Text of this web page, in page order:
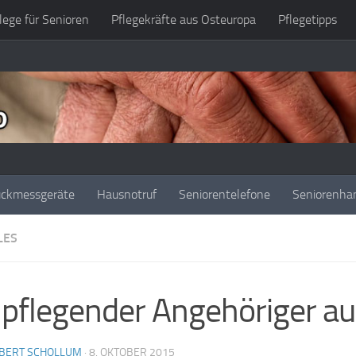
für Senioren Pflegekräfte aus Osteuropa Pflegetipps
Hausnotruf Seniorentelefone
Angehöriger
SCHOLLUM · 8. OKTOBER 2015